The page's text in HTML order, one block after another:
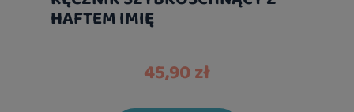
HAFTEM IMIĘ
45,90 zł